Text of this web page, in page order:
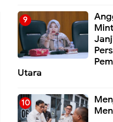
Utara